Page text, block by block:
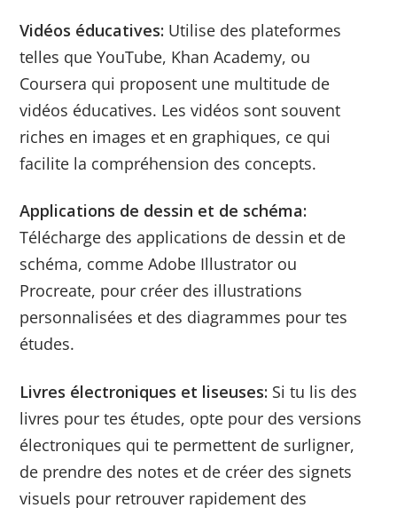
Vidéos éducatives: Utilise des plateformes
telles que YouTube, Khan Academy, ou
Coursera qui proposent une multitude de
vidéos éducatives. Les vidéos sont souvent
riches en images et en graphiques, ce qui
facilite la compréhension des concepts.
Applications de dessin et de schéma:
Télécharge des applications de dessin et de
schéma, comme Adobe Illustrator ou
Procreate, pour créer des illustrations
personnalisées et des diagrammes pour tes
études.
Livres électroniques et liseuses: Si tu lis des
livres pour tes études, opte pour des versions
électroniques qui te permettent de surligner,
de prendre des notes et de créer des signets
visuels pour retrouver rapidement des